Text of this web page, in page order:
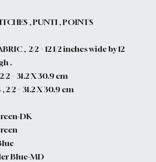
, PUNTI , POINTS
, 2/2 = 12 1/2 inches wide by 12
.
2 = 31.2 X 30.9 cm
2/2 = 31.2 X 30.9 cm
DK
Blue-MD